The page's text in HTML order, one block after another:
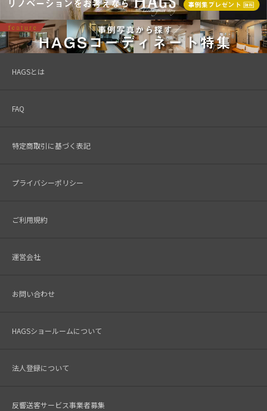
HAGSとは
FAQ
特定商取引に基づく表記
プライバシーポリシー
ご利用規約
運営会社
お問い合わせ
HAGSショールームについて
法人登録について
反響送客サービス事業者募集